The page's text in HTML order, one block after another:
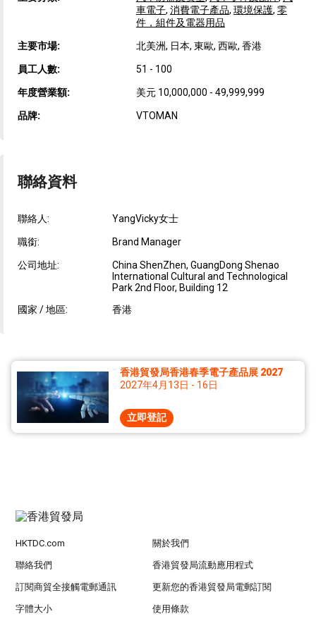
車電子, 消費電子產品, 環境保護, 零
件，組件及電器用品
主要市場: 北美洲, 日本, 東歐, 西歐, 香港
員工人數: 51 - 100
年度營業額: 美元 10,000,000 - 49,999,999
品牌: VTOMAN
聯絡資料
聯絡人: YangVicky女士
職銜: Brand Manager
公司地址:
China ShenZhen, GuangDong Shenao
International Cultural and Technological
Park 2nd Floor, Building 12
國家 / 地區:
香港
香港貿發局香港春季電子產品展 2027
2027年4月13日 - 16日
立即登記
HKTDC.com 關於我們
聯絡我們 香港貿發局流動應用程式
訂閱商貿全接觸電郵通訊 更新您的香港貿發局電郵訂閱
字體大小 使用條款